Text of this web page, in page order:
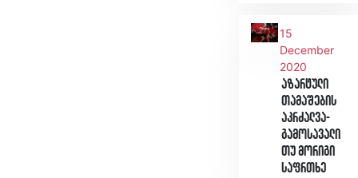
15
December
2020
აზარტული
თამაშების
აკრძალვა-
გამოსავალი
თუ მორიგი
საფრთხე